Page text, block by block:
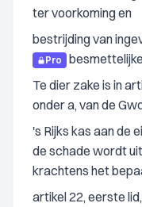
ter voorkoming en
bestrijding van
Pro
Te dier zake is in
onder a, van de
's Rijks kas aan de
de schade wordt
krachtens het
artikel 22, eerste